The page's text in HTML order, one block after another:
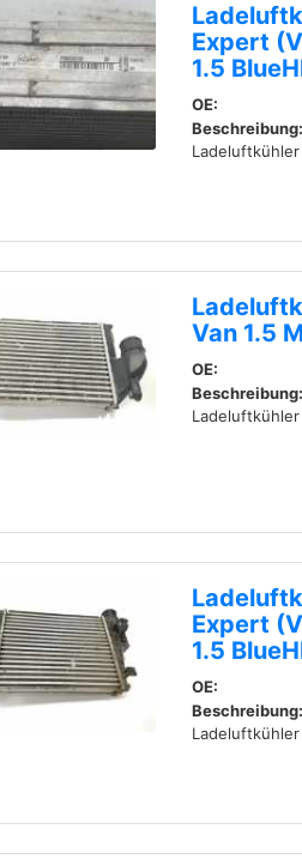
Expert
1.5
OE:
Beschreibung:
Ladeluftkühler
Van 1.5
OE:
Beschreibung:
Ladeluftkühler
Expert
1.5
OE:
Beschreibung:
Ladeluftkühler